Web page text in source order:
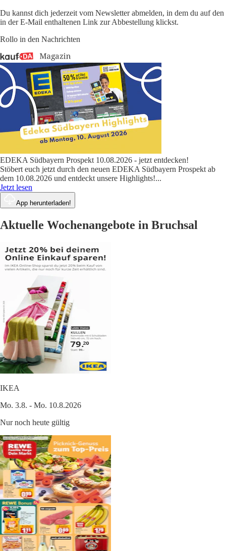
Du kannst dich jederzeit vom Newsletter abmelden, in dem du auf den
in der E-Mail enthaltenen Link zur Abbestellung klickst.
Rollo in den Nachrichten
EDEKA Südbayern Prospekt 10.08.2026 - jetzt entdecken!
Stöbert euch jetzt durch den neuen EDEKA Südbayern Prospekt ab
dem 10.08.2026 und entdeckt unsere Highlights!...
Jetzt lesen
App herunterladen!
Aktuelle Wochenangebote in Bruchsal
IKEA
Mo. 3.8. - Mo. 10.8.2026
Nur noch heute gültig